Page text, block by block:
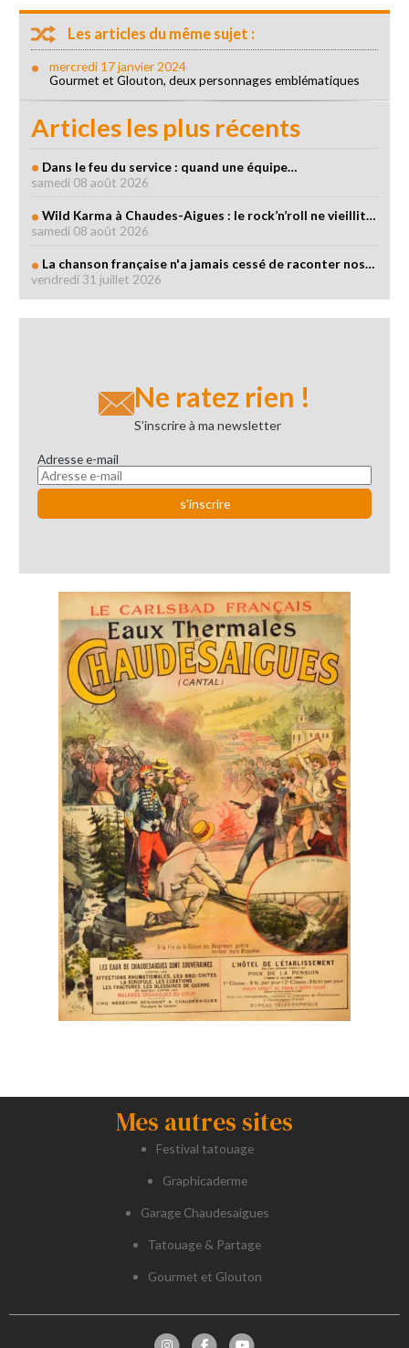
Les articles du même sujet :
mercredi 17 janvier 2024
Gourmet et Glouton, deux personnages emblématiques
Articles les plus récents
Dans le feu du service : quand une équipe…
samedi 08 août 2026
Wild Karma à Chaudes-Aigues : le rock’n’roll ne vieillit…
samedi 08 août 2026
La chanson française n'a jamais cessé de raconter nos…
vendredi 31 juillet 2026
Ne ratez rien !
S’inscrire à ma newsletter
Adresse e-mail
Mes autres sites
Festival tatouage
Graphicaderme
Garage Chaudesaigues
Tatouage & Partage
Gourmet et Glouton